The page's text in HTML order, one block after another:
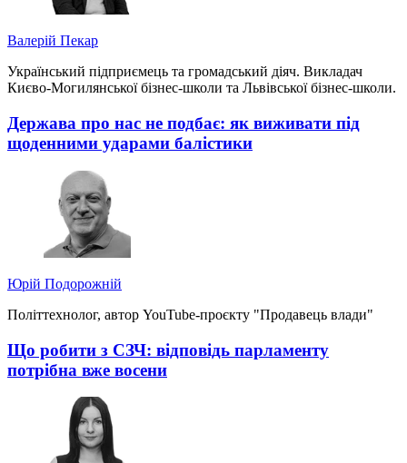
Валерій Пекар
Український підприємець та громадський діяч. Викладач
Києво-Могилянської бізнес-школи та Львівської бізнес-школи.
Держава про нас не подбає: як виживати під
щоденними ударами балістики
Юрій Подорожній
Політтехнолог, автор YouTube-проєкту "Продавець влади"
Що робити з СЗЧ: відповідь парламенту
потрібна вже восени